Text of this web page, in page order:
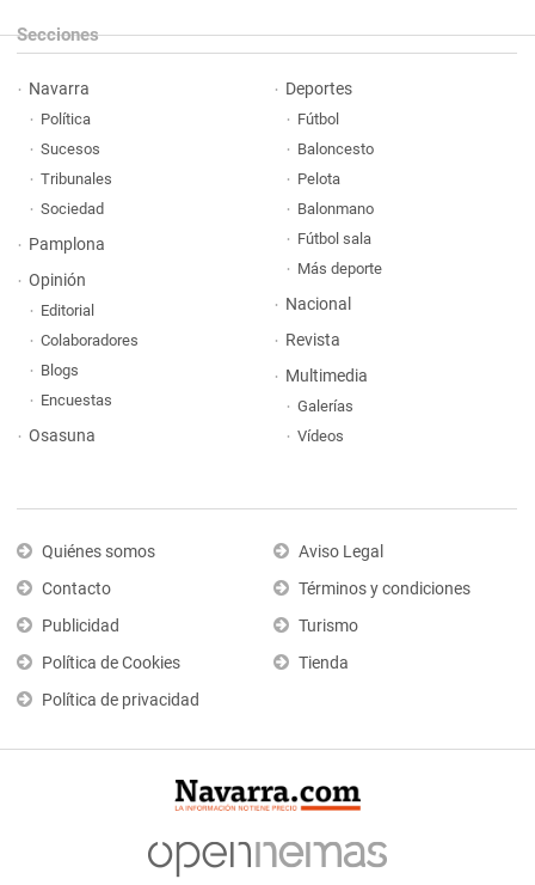
Secciones
Navarra
Política
Sucesos
Tribunales
Sociedad
Pamplona
Opinión
Editorial
Colaboradores
Blogs
Encuestas
Osasuna
Deportes
Fútbol
Baloncesto
Pelota
Balonmano
Fútbol sala
Más deporte
Nacional
Revista
Multimedia
Galerías
Vídeos
Quiénes somos
Contacto
Publicidad
Política de Cookies
Política de privacidad
Aviso Legal
Términos y condiciones
Turismo
Tienda